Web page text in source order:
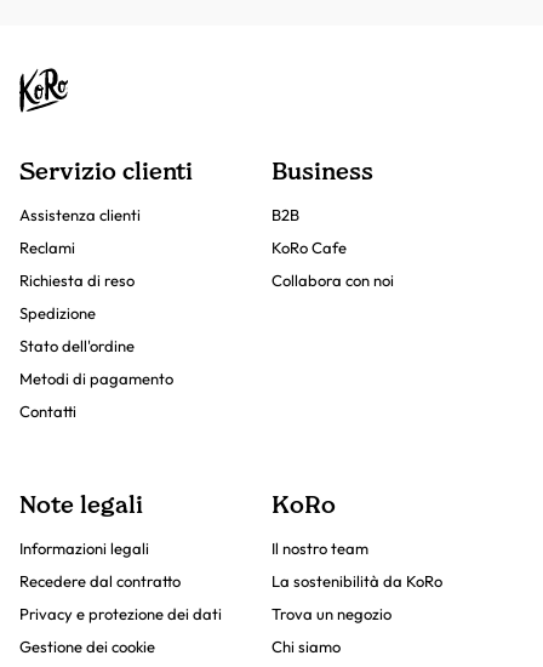
Servizio clienti
Assistenza clienti
Reclami
Richiesta di reso
Spedizione
Stato dell'ordine
Metodi di pagamento
Contatti
Business
B2B
KoRo Cafe
Collabora con noi
Note legali
Informazioni legali
Recedere dal contratto
Privacy e protezione dei dati
Gestione dei cookie
KoRo
Il nostro team
La sostenibilità da KoRo
Trova un negozio
Chi siamo